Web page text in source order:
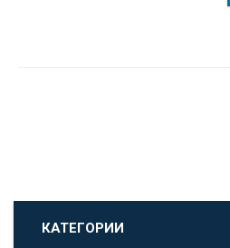
КАТЕГОРИИ